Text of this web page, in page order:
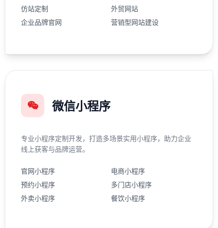
仿站定制
外贸网站
企业品牌官网
营销型网站建设
微信小程序
专业小程序定制开发，打造多场景实用小程序，助力企业
线上获客与品牌运营。
官网小程序
电商小程序
预约小程序
多门店小程序
外卖小程序
餐饮小程序